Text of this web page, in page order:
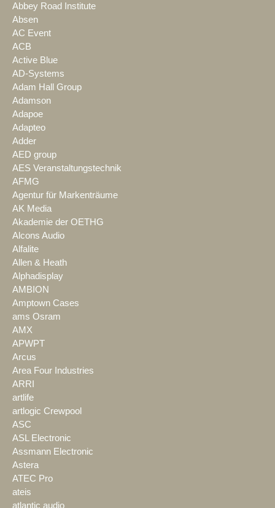
Abbey Road Institute
Absen
AC Event
ACB
Active Blue
AD-Systems
Adam Hall Group
Adamson
Adapoe
Adapteo
Adder
AED group
AES Veranstaltungstechnik
AFMG
Agentur für Markenträume
AK Media
Akademie der OETHG
Alcons Audio
Alfalite
Allen & Heath
Alphadisplay
AMBION
Amptown Cases
ams Osram
AMX
APWPT
Arcus
Area Four Industries
ARRI
artlife
artlogic Crewpool
ASC
ASL Electronic
Assmann Electronic
Astera
ATEC Pro
ateis
atlantic audio